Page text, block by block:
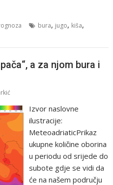
bura, jugo, kiša,
a za njom bura i
Izvor naslovne
ilustracije:
MeteoadriaticPrikaz
ukupne količine oborina
u periodu od srijede do
subote gdje se vidi da
će na našem području